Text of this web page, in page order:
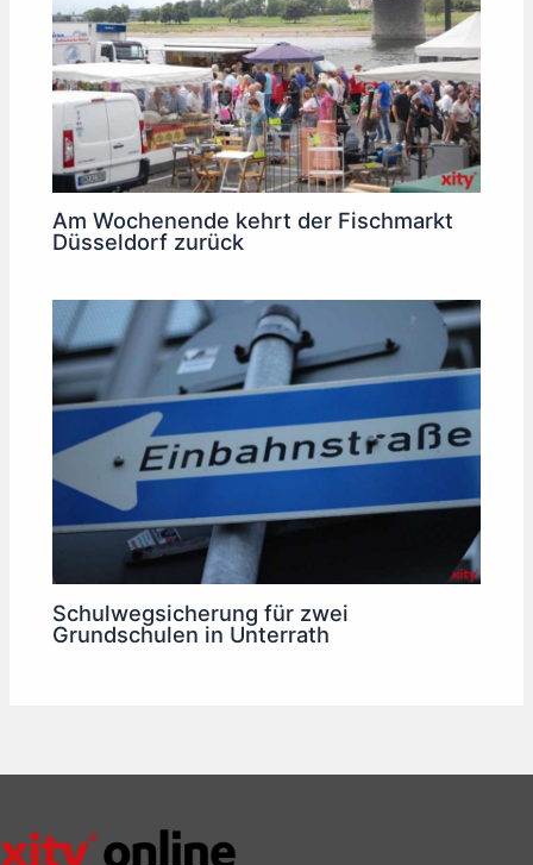
Am Wochenende kehrt der Fischmarkt
Düsseldorf zurück
Schulwegsicherung für zwei
Grundschulen in Unterrath